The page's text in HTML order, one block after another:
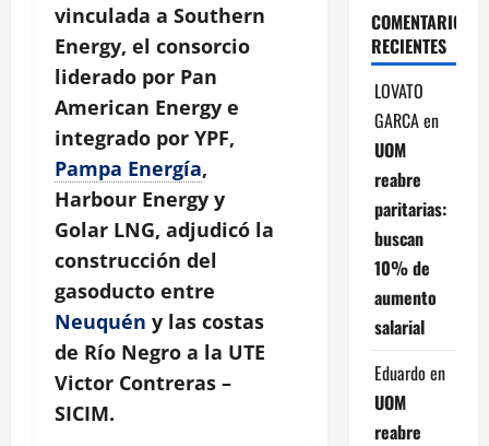
vinculada a Southern
Energy, el consorcio
liderado por Pan
American Energy e
integrado por YPF,
Pampa Energía,
Harbour Energy y
Golar LNG, adjudicó la
construcción del
gasoducto entre
Neuquén y las costas
de Río Negro a la UTE
Victor Contreras –
SICIM.
COMENTARIOS
RECIENTES
LOVATO
GARCAen
UOM
reabre
paritarias:
buscan
10% de
aumento
salarial
Eduardo en
UOM
reabre